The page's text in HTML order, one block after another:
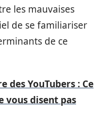
les mauvaises
de se familiariser
de ce
des YouTubers : Ce
vous disent pas